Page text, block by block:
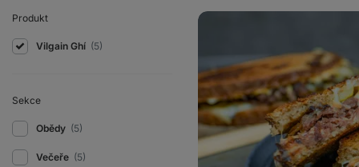
Produkt
Vilgain Ghí (5)
Sekce
Obědy (5)
Večeře (5)
Domácí
hovězím
masem
a
opečenou
cibulkou